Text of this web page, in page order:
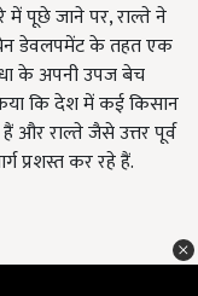
में पूछे जाने पर, राल्ते ने
चेन डेवलपमेंट के तहत एक
के अपनी उपज बेच
कि देश में कई किसान
राल्ते जैसे उत्तर पूर्व
प्रशस्त कर रहे हैं.